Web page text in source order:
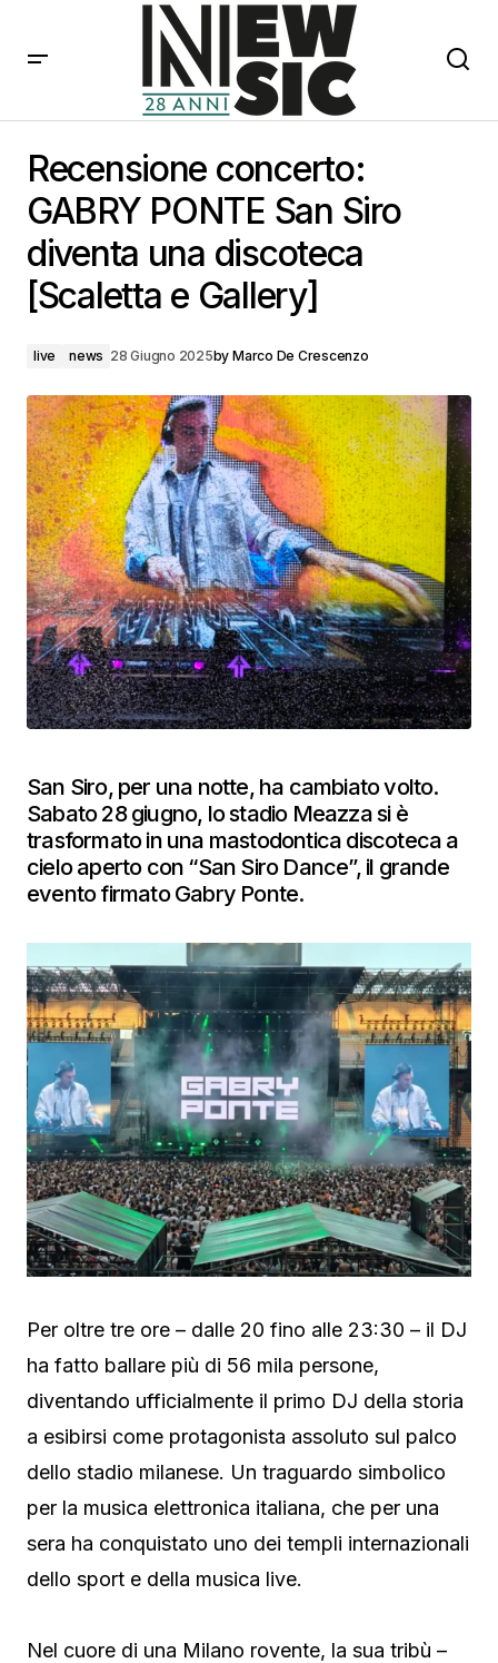
una discoteca [Scaletta e Gallery]
Recensione concerto:
GABRY PONTE San Siro
diventa una discoteca
[Scaletta e Gallery]
live news 28 Giugno 2025by Marco De Crescenzo
San Siro, per una notte, ha cambiato volto.
Sabato 28 giugno, lo stadio Meazza si è
trasformato in una mastodontica discoteca a
cielo aperto con “San Siro Dance”, il grande
evento firmato Gabry Ponte.
Per oltre tre ore – dalle 20 fino alle 23:30 – il DJ
ha fatto ballare più di 56 mila persone,
diventando ufficialmente il primo DJ della storia
a esibirsi come protagonista assoluto sul palco
dello stadio milanese. Un traguardo simbolico
per la musica elettronica italiana, che per una
sera ha conquistato uno dei templi internazionali
dello sport e della musica live.
Nel cuore di una Milano rovente, la sua tribù –